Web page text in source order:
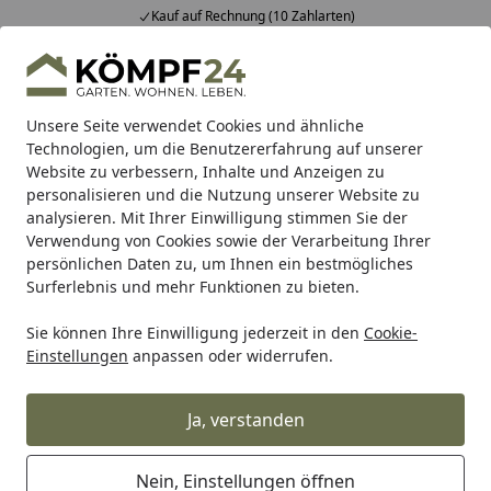
Unsere Seite verwendet Cookies und ähnliche
Technologien, um die Benutzererfahrung auf unserer
Website zu verbessern, Inhalte und Anzeigen zu
personalisieren und die Nutzung unserer Website zu
analysieren. Mit Ihrer Einwilligung stimmen Sie der
Verwendung von Cookies sowie der Verarbeitung Ihrer
persönlichen Daten zu, um Ihnen ein bestmögliches
Surferlebnis und mehr Funktionen zu bieten.
Sie können Ihre Einwilligung jederzeit in den Cookie-
Einstellungen anpassen oder widerrufen.
Ja, verstanden
Nein, Einstellungen öffnen
Kauf auf Rechnung (10 Zahlarten)
Alle Produkte
Mein Konto
Suchen
Startseite
Vizio Vorfensterarmatur Wasserhahn Vorfenster
Wasserhahn Vorfenster
Küchenarmatur, Umklappbar 4,5
CM, mit 360° schwenkbarem U-
Auslauf, Verchromt